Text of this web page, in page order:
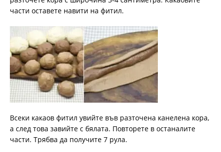
части оставете навити на фитил.
Всеки какаов фитил увийте във разточена канелена кора,
а след това завийте с бялата. Повторете в останалите
части. Трябва да получите 7 рула.